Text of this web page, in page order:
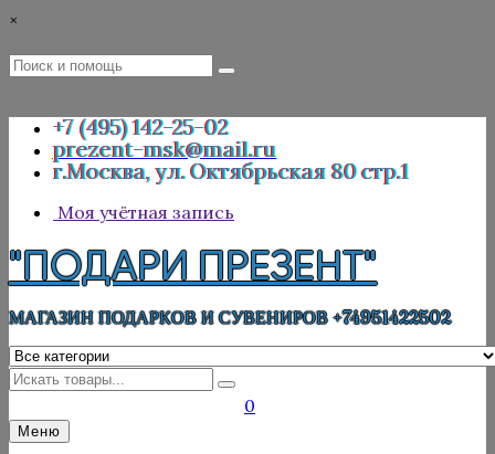
Перейти
содержимому
×
Поиск
Поиск
+7 (495) 142-25-02
prezent-msk@mail.ru
г.Москва, ул. Октябрьская 80 стр.1
Моя учётная запись
"ПОДАРИ ПРЕЗЕНТ"
МАГАЗИН ПОДАРКОВ И СУВЕНИРОВ +74951422502
Искать
0
Меню